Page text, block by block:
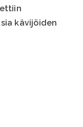
kävijöiden